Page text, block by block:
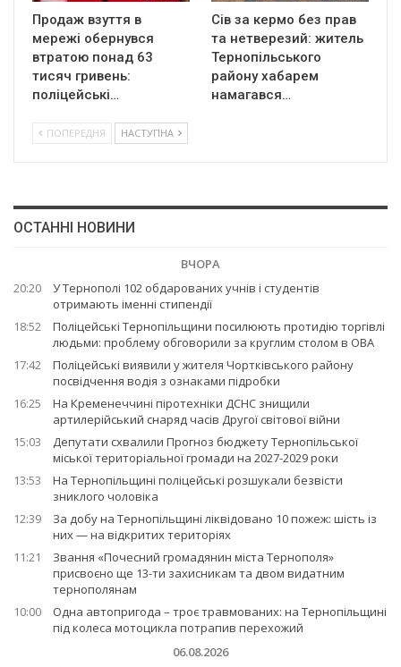
Продаж взуття в
мережі обернувся
втратою понад 63
тисяч гривень:
поліцейські…
Сів за кермо без прав
та нетверезий: житель
Тернопільського
району хабарем
намагався…
ПОПЕРЕДНЯ НАСТУПНА
ОСТАННІ НОВИНИ
ВЧОРА
20:20
У Тернополі 102 обдарованих учнів і студентів
отримають іменні стипендії
18:52
Поліцейські Тернопільщини посилюють протидію торгівлі
людьми: проблему обговорили за круглим столом в ОВА
17:42
Поліцейські виявили у жителя Чортківського району
посвідчення водія з ознаками підробки
16:25
На Кременеччині піротехніки ДСНС знищили
артилерійський снаряд часів Другої світової війни
15:03
Депутати схвалили Прогноз бюджету Тернопільської
міської територіальної громади на 2027-2029 роки
13:53
На Тернопільщині поліцейські розшукали безвісти
зниклого чоловіка
12:39
За добу на Тернопільщині ліквідовано 10 пожеж: шість із
них — на відкритих територіях
11:21
Звання «Почесний громадянин міста Тернополя»
присвоєно ще 13-ти захисникам та двом видатним
тернополянам
10:00
Одна автопригода – троє травмованих: на Тернопільщині
під колеса мотоцикла потрапив перехожий
06.08.2026